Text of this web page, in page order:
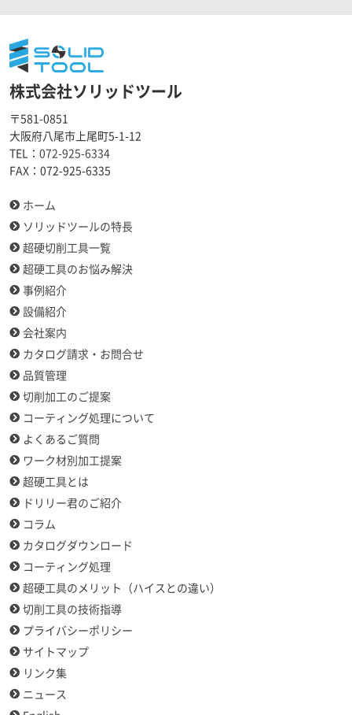
株式会社ソリッドツール
〒581-0851
大阪府八尾市上尾町5-1-12
TEL： 072-925-6334
FAX： 072-925-6335
ホーム
ソリッドツールの特長
超硬切削工具一覧
超硬工具のお悩み解決
事例紹介
設備紹介
会社案内
カタログ請求・お問合せ
品質管理
切削加工のご提案
コーティング処理について
よくあるご質問
ワーク材別加工提案
超硬工具とは
ドリリー君のご紹介
コラム
カタログダウンロード
コーティング処理
超硬工具のメリット（ハイスとの違い）
切削工具の技術指導
プライバシーポリシー
サイトマップ
リンク集
ニュース